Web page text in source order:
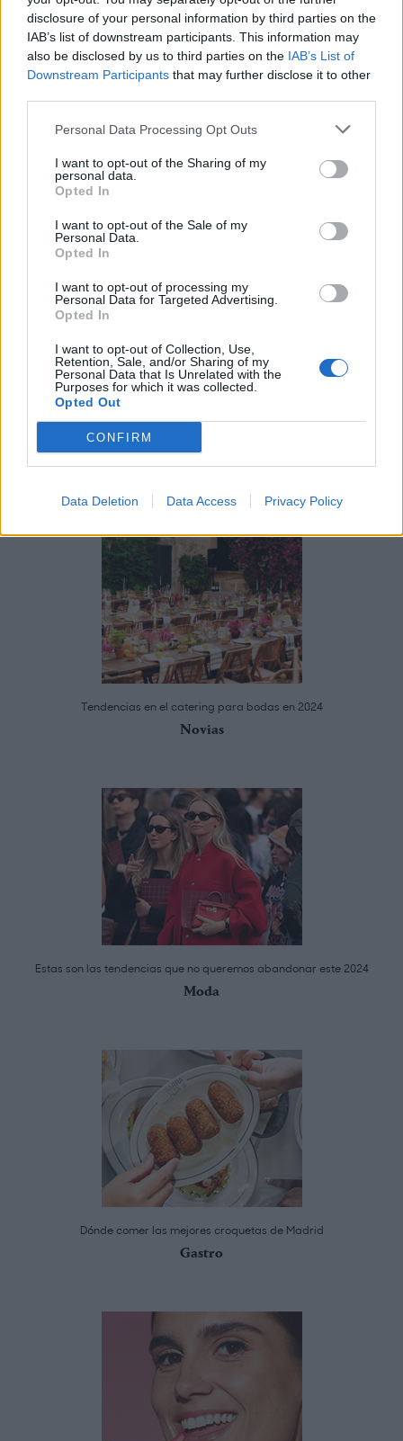
disclosure of your personal information by third parties on the
IAB’s list of downstream participants. This information may
also be disclosed by us to third parties on the IAB’s List of
Downstream Participants that may further disclose it to other
Personal Data Processing Opt Outs
I want to opt-out of the Sharing of my
personal data.
Opted In
I want to opt-out of the Sale of my
Personal Data.
Opted In
I want to opt-out of processing my
Personal Data for Targeted Advertising.
Opted In
I want to opt-out of Collection, Use,
Retention, Sale, and/or Sharing of my
Personal Data that Is Unrelated with the
Purposes for which it was collected.
Opted Out
CONFIRM
Data Deletion Data Access Privacy Policy
Follow us
COMENTAR
Te puede interesar
Tendencias en el catering para bodas en 2024
Novias
Estas son las tendencias que no queremos abandonar este 2024
Moda
Dónde comer las mejores croquetas de Madrid
Gastro